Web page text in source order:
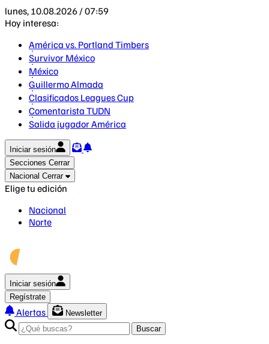
lunes, 10.08.2026 / 07:59
Hoy interesa:
América vs. Portland Timbers
Survivor México
México
Guillermo Almada
Clasificados Leagues Cup
Comentarista TUDN
Salida jugador América
Iniciar sesión
Secciones Cerrar
Nacional Cerrar
Elige tu edición
Nacional
Norte
Iniciar sesión
Regístrate
Alertas
Newsletter
Buscar